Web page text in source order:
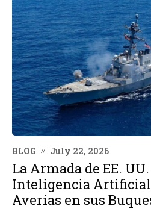
BLOG July 22, 2026
La Armada de EE.
Inteligencia Artificial
Averías en sus